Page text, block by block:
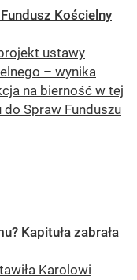
Kościelny
ustawy
– wynika
na bierność w tej
Spraw Funduszu
Kapituła zabrała
Karolowi